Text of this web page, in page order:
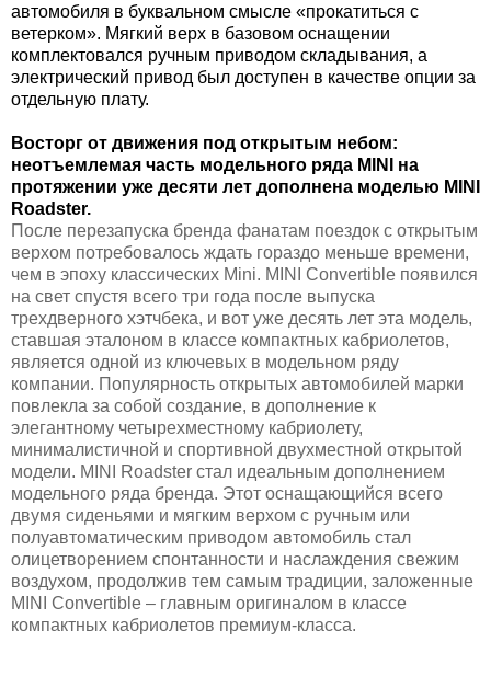
автомобиля в буквальном смысле «прокатиться с
ветерком». Мягкий верх в базовом оснащении
комплектовался ручным приводом складывания, а
электрический привод был доступен в качестве опции за
отдельную плату.
Восторг от движения под открытым небом:
неотъемлемая часть модельного ряда MINI на
протяжении уже десяти лет дополнена моделью MINI
Roadster.
После перезапуска бренда фанатам поездок с открытым
верхом потребовалось ждать гораздо меньше времени,
чем в эпоху классических Mini. MINI Convertible появился
на свет спустя всего три года после выпуска
трехдверного хэтчбека, и вот уже десять лет эта модель,
ставшая эталоном в классе компактных кабриолетов,
является одной из ключевых в модельном ряду
компании. Популярность открытых автомобилей марки
повлекла за собой создание, в дополнение к
элегантному четырехместному кабриолету,
минималистичной и спортивной двухместной открытой
модели. MINI Roadster стал идеальным дополнением
модельного ряда бренда. Этот оснащающийся всего
двумя сиденьями и мягким верхом с ручным или
полуавтоматическим приводом автомобиль стал
олицетворением спонтанности и наслаждения свежим
воздухом, продолжив тем самым традиции, заложенные
MINI Convertible – главным оригиналом в классе
компактных кабриолетов премиум-класса.